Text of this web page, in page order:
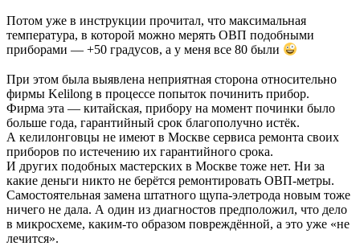
Потом уже в инструкции прочитал, что максимальная
температура, в которой можно мерять ОВП подобными
приборами — +50 градусов, а у меня все 80 были
При этом была выявлена неприятная сторона относительно
фирмы Kelilong в процессе попыток починить прибор.
Фирма эта — китайская, прибору на момент починки было
больше года, гарантийный срок благополучно истёк.
А келилонговцы не имеют в Москве сервиса ремонта своих
приборов по истечению их гарантийного срока.
И других подобных мастерских в Москве тоже нет. Ни за
какие деньги никто не берётся ремонтировать ОВП-метры.
Самостоятельная замена штатного щупа-элетрода новым тоже
ничего не дала. А один из диагностов предположил, что дело
в микросхеме, каким-то образом повреждённой, а это уже «не
лечится».